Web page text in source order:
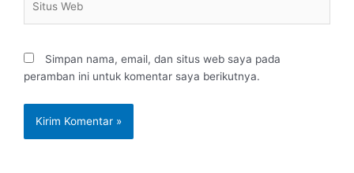
Web
Simpan nama, email, dan situs web saya pada
peramban ini untuk komentar saya berikutnya.